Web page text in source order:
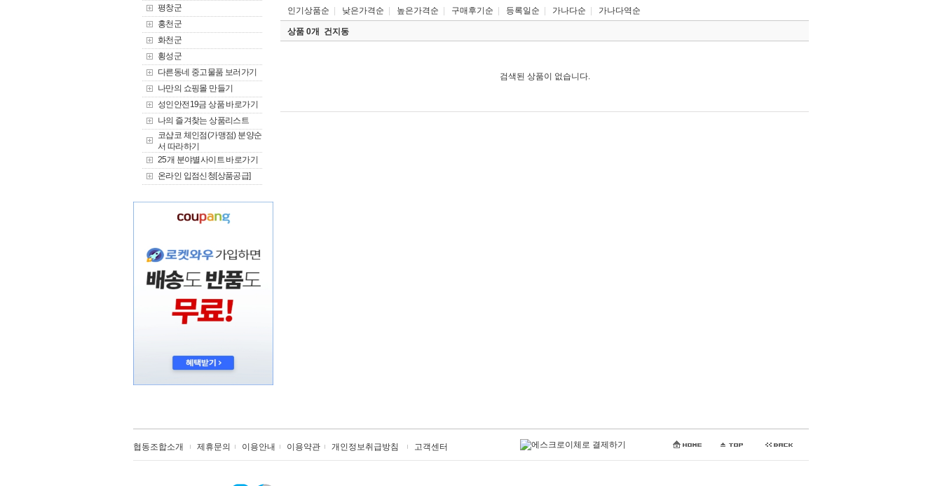
평창군
홍천군
화천군
횡성군
다른동네 중고물품 보러가기
나만의 쇼핑몰 만들기
성인안전19금 상품 바로가기
나의 즐겨찾는 상품리스트
코샵코 체인점(가맹점) 분양순
서 따라하기
25개 분야별사이트 바로가기
온라인 입점신청[상품공급]
인기상품순 낮은가격순 높은가격순 구매후기순 등록일순 가나다순 가나다역순
상품 0개 건지동
검색된 상품이 없습니다.
협동조합소개 제휴문의 이용안내 이용약관 개인정보취급방침 고객센터